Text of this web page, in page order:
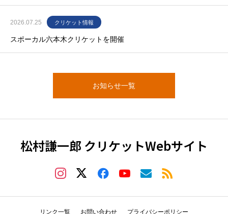
2026.07.25 クリケット情報
スポーカル六本木クリケットを開催
お知らせ一覧
松村謙一郎 クリケットWebサイト
リンク一覧 お問い合わせ プライバシーポリシー